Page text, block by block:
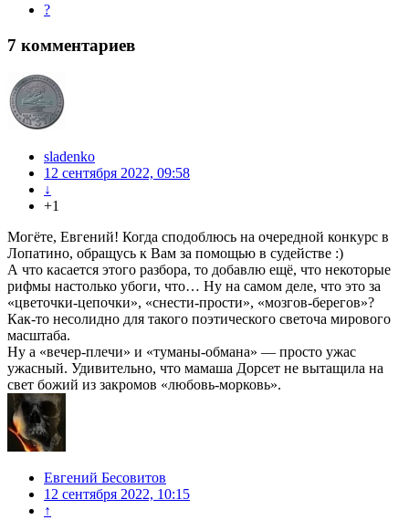
?
7 комментариев
sladenko
12 сентября 2022, 09:58
↓
+1
Могёте, Евгений! Когда сподоблюсь на очередной конкурс в
Лопатино, обращусь к Вам за помощью в судействе :)
А что касается этого разбора, то добавлю ещё, что некоторые
рифмы настолько убоги, что… Ну на самом деле, что это за
«цветочки-цепочки», «снести-прости», «мoзгoв-беpегoв»?
Как-то несолидно для такого поэтического светоча мирового
масштаба.
Ну а «вечер-плечи» и «тумaны-oбмaнa» — просто ужас
ужасный. Удивительно, что мамаша Дорсет не вытащила на
свет божий из закромов «любовь-морковь».
Евгений Бесовитов
12 сентября 2022, 10:15
↑